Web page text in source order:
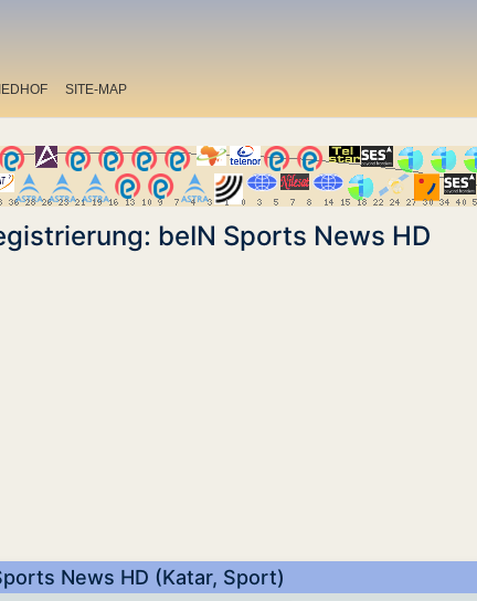
SITE-MAP
beIN Sports News HD
News HD (Katar, Sport)